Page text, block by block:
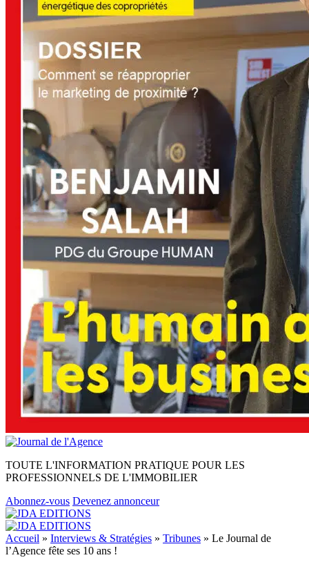
TOUTE L'INFORMATION PRATIQUE POUR LES
PROFESSIONNELS DE L'IMMOBILIER
Abonnez-vous Devenez annonceur
Accueil » Interviews & Stratégies » Tribunes » Le Journal de
l’Agence fête ses 10 ans !